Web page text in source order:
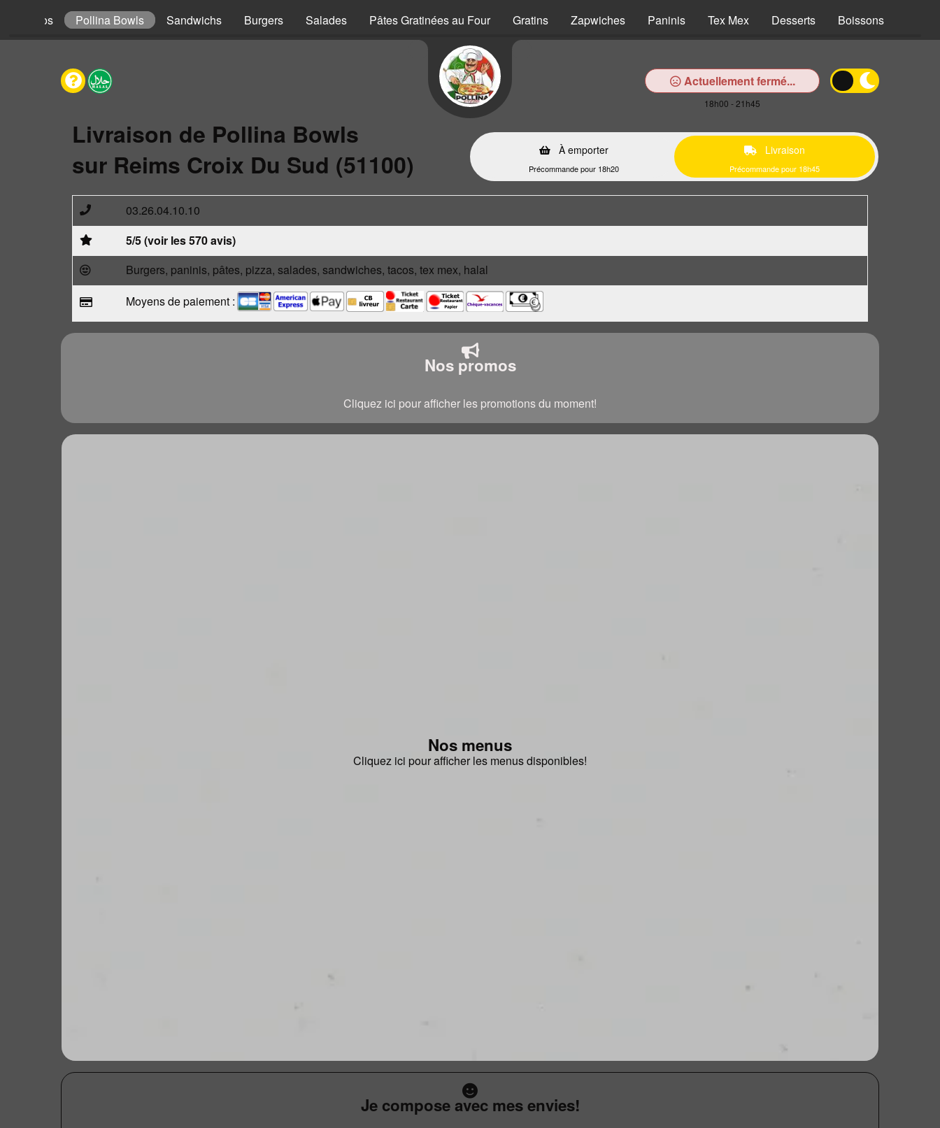
Tacos Pollina Bowls Sandwichs Burgers Salades Pâtes Gratinées au Four Gratins Zapwiches Paninis Tex Mex Desserts Boissons
Actuellement fermé...
18h00 - 21h45
Livraison de Pollina Bowls
sur Reims Croix Du Sud (51100)
À emporter
Précommande pour 18h20
Livraison
Précommande pour 18h45
03.26.04.10.10
5/5 (voir les 570 avis)
Burgers, paninis, pâtes, pizza, salades, sandwiches, tacos, tex mex, halal
Moyens de paiement :
Nos promos
Cliquez ici pour afficher les promotions du moment!
Nos menus
Cliquez ici pour afficher les menus disponibles!
Je compose avec mes envies!